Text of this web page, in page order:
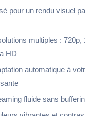
pour un rendu visuel
multiples : 720p,
HD
automatique à
fluide sans